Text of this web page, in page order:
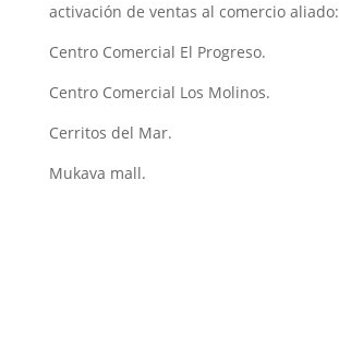
activación de ventas al comercio aliado:
Centro Comercial El Progreso.
Centro Comercial Los Molinos.
Cerritos del Mar.
Mukava mall.